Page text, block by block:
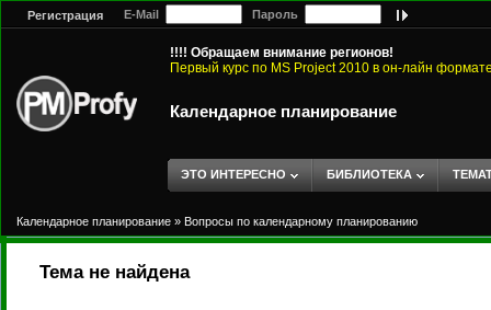
Регистрация E-Mail Пароль
!!!! Обращаем внимание регионов!
Первый курс по MS Project 2010 в он-лайн
Календарное планирование
ЭТО ИНТЕРЕСНО БИБЛИОТЕКА
Календарное планирование » Вопросы по календарному планированию
Тема не найдена